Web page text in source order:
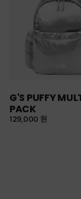
G'S PUFFY
PACK
129,000 원